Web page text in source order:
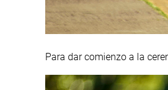
Para dar comienzo a la